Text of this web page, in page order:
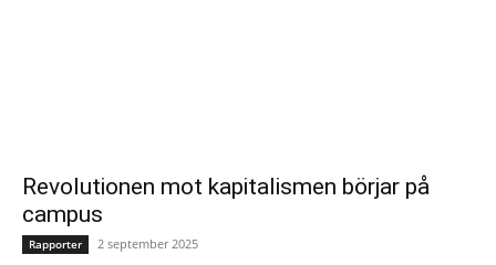
Revolutionen mot kapitalismen börjar på
campus
Rapporter 2 september 2025